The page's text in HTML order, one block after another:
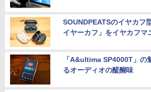
SOUNDPEATSのイヤカフ
イヤーカフ」をイヤカフマ
「A&ultima SP4000T」の
るオーディオの醍醐味